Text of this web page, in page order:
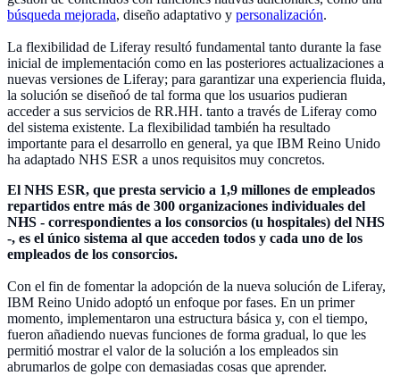
búsqueda mejorada, diseño adaptativo y personalización.
La flexibilidad de Liferay resultó fundamental tanto durante la fase
inicial de implementación como en las posteriores actualizaciones a
nuevas versiones de Liferay; para garantizar una experiencia fluida,
la solución se diseñoó de tal forma que los usuarios pudieran
acceder a sus servicios de RR.HH. tanto a través de Liferay como
del sistema existente. La flexibilidad también ha resultado
importante para el desarrollo en general, ya que IBM Reino Unido
ha adaptado NHS ESR a unos requisitos muy concretos.
El NHS ESR, que presta servicio a 1,9 millones de empleados
repartidos entre más de 300 organizaciones individuales del
NHS - correspondientes a los consorcios (u hospitales) del NHS
-, es el único sistema al que acceden todos y cada uno de los
empleados de los consorcios.
Con el fin de fomentar la adopción de la nueva solución de Liferay,
IBM Reino Unido adoptó un enfoque por fases. En un primer
momento, implementaron una estructura básica y, con el tiempo,
fueron añadiendo nuevas funciones de forma gradual, lo que les
permitió mostrar el valor de la solución a los empleados sin
abrumarlos de golpe con demasiadas cosas que aprender.